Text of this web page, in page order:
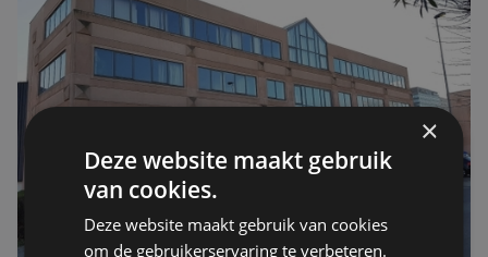
×
Deze website maakt gebruik
van cookies.
Deze website maakt gebruik van cookies
om de gebruikerservaring te verbeteren.